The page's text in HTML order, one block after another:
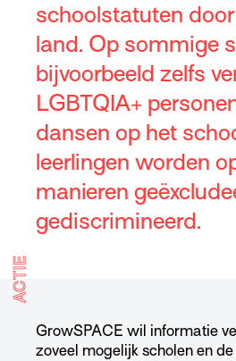
schoolstatuten
land. Op sommige
bijvoorbeeld zelfs
LGBTQIA+
dansen op het
leerlingen worden
manieren
gediscrimineerd.
ACTIE
GrowSPACE wil informatie
zoveel mogelijk scholen en